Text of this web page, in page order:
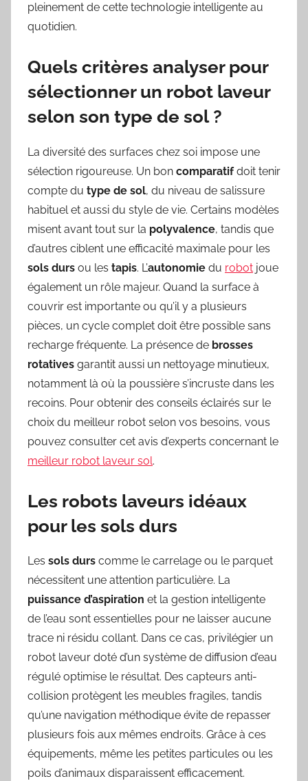
pleinement de cette technologie intelligente au
quotidien.
Quels critères analyser pour
sélectionner un robot laveur
selon son type de sol ?
La diversité des surfaces chez soi impose une
sélection rigoureuse. Un bon comparatifdoit tenir
compte du type de sol, du niveau de salissure
habituel et aussi du style de vie. Certains modèles
misent avant tout sur la polyvalence, tandis que
d’autres ciblent une efficacité maximale pour les
sols durs ou les tapis. L’autonomie du robot joue
également un rôle majeur. Quand la surface à
couvrir est importante ou qu’il y a plusieurs
pièces, un cycle complet doit être possible sans
recharge fréquente. La présence de brosses
rotatives garantit aussi un nettoyage minutieux,
notamment là où la poussière s’incruste dans les
recoins. Pour obtenir des conseils éclairés sur le
choix du meilleur robot selon vos besoins, vous
pouvez consulter cet avis d’experts concernant le
meilleur robot laveur sol.
Les robots laveurs idéaux
pour les sols durs
Les sols durs comme le carrelage ou le parquet
nécessitent une attention particulière. La
puissance d’aspiration et la gestion intelligente
de l’eau sont essentielles pour ne laisser aucune
trace ni résidu collant. Dans ce cas, privilégier un
robot laveur doté d’un système de diffusion d’eau
régulé optimise le résultat. Des capteurs anti-
collision protègent les meubles fragiles, tandis
qu’une navigation méthodique évite de repasser
plusieurs fois aux mêmes endroits. Grâce à ces
équipements, même les petites particules ou les
poils d’animaux disparaissent efficacement.